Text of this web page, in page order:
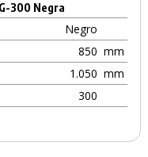
300 Negra
Negro
850 mm
1.050 mm
300